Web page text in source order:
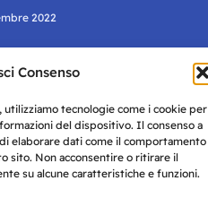
Consenso
tecnologie come i cookie per
del dispositivo. Il consenso a
elaborare dati come il comportamento
sito. Non acconsentire o ritirare il
su alcune caratteristiche e funzioni.
2022